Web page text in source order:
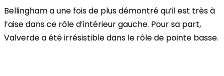
Bellingham a une fois de plus démontré qu’il est très à
l’aise dans ce rôle d’intérieur gauche. Pour sa part,
Valverde a été irrésistible dans le rôle de pointe basse.